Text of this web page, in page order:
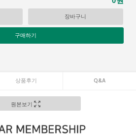
장바구니
구매하기
상품후기 Q&A
원본보기